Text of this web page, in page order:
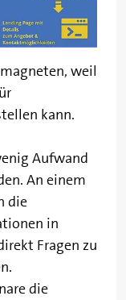
weil
kann.
Aufwand
An einem
die
in
Fragen zu
die